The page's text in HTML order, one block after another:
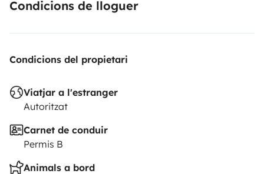
Condicions de lloguer
Condicions del propietari
Viatjar a l'estranger
Autoritzat
Carnet de conduir
Permis B
Animals a bord